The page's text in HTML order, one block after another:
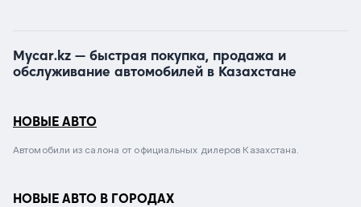
Mycar.kz — быстрая покупка, продажа и
обслуживание автомобилей в Казахстане
НОВЫЕ АВТО
Автомобили из салона от официальных дилеров Казахстана.
НОВЫЕ АВТО В ГОРОДАХ